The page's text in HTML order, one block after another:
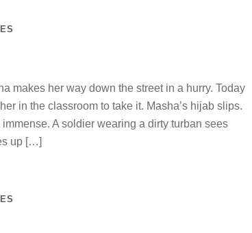
makes her way down the street in a hurry. Today
in the classroom to take it. Masha’s hijab slips.
A soldier wearing a dirty turban sees
up […]